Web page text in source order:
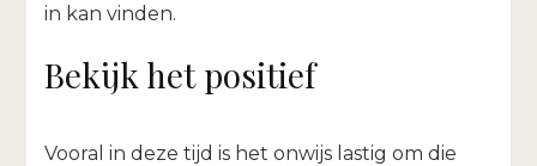
in kan vinden.
Bekijk het positief
Vooral in deze tijd is het onwijs lastig om die